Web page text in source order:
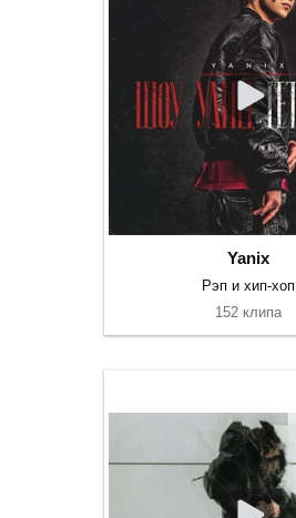
Yanix
Рэп и хип-хоп
152 клипа